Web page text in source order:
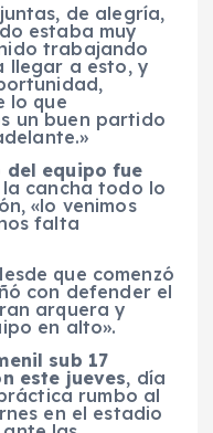
de alegría,
estaba muy
trabajando
llegar a esto, y
lo que
un buen partido
del equipo fue
cancha todo lo
«lo venimos
falta
que comenzó
con defender el
arquera y
en alto».
sub 17
este jueves, día
rumbo al
en el estadio